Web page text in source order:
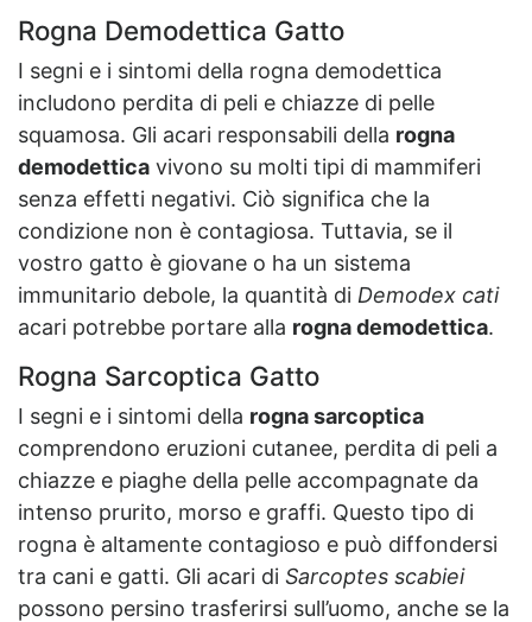
Rogna Demodettica Gatto
I segni e i sintomi della rogna demodettica
includono perdita di peli e chiazze di pelle
squamosa. Gli acari responsabili della rogna
demodettica vivono su molti tipi di mammiferi
senza effetti negativi. Ciò significa che la
condizione non è contagiosa. Tuttavia, se il
vostro gatto è giovane o ha un sistema
immunitario debole, la quantità di Demodex cati
acari potrebbe portare alla rogna demodettica.
Rogna Sarcoptica Gatto
I segni e i sintomi della rogna sarcoptica
comprendono eruzioni cutanee, perdita di peli a
chiazze e piaghe della pelle accompagnate da
intenso prurito, morso e graffi. Questo tipo di
rogna è altamente contagioso e può diffondersi
tra cani e gatti. Gli acari di Sarcoptes scabiei
possono persino trasferirsi sull’uomo, anche se la